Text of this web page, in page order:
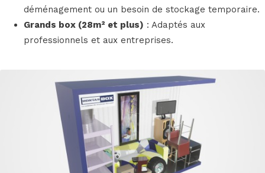
déménagement ou un besoin de stockage temporaire.
Grands box (28m² et plus) : Adaptés aux
professionnels et aux entreprises.